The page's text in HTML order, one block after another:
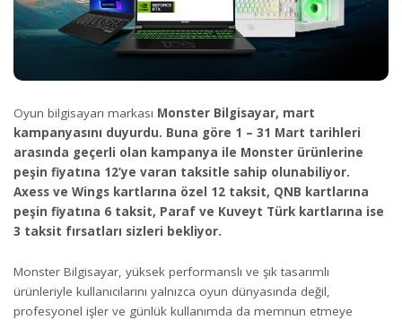
Oyun bilgisayarı markası Monster Bilgisayar, mart
kampanyasını duyurdu. Buna göre 1 – 31 Mart tarihleri
arasında geçerli olan kampanya ile Monster ürünlerine
peşin fiyatına 12’ye varan taksitle sahip olunabiliyor.
Axess ve Wings kartlarına özel 12 taksit, QNB kartlarına
peşin fiyatına 6 taksit, Paraf ve Kuveyt Türk kartlarına ise
3 taksit fırsatları sizleri bekliyor.
Monster Bilgisayar, yüksek performanslı ve şık tasarımlı
ürünleriyle kullanıcılarını yalnızca oyun dünyasında değil,
profesyonel işler ve günlük kullanımda da memnun etmeye